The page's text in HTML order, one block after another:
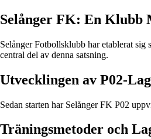
Selånger FK: En Klubb
Selånger Fotbollsklubb har etablerat
central del av denna satsning.
Utvecklingen av P02-
Sedan starten har Selånger FK P02
Träningsmetoder och